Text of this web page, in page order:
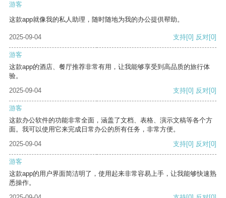
游客
这款app就像我的私人助理，随时随地为我的办公提供帮助。
2025-09-04 支持[0] 反对[0]
游客
这款app的酒店、餐厅推荐非常有用，让我能够享受到高品质的旅行体
验。
2025-09-04
支持[0] 反对[0]
游客
这款办公软件的功能非常全面，涵盖了文档、表格、演示文稿等各个方
面。我可以使用它来完成日常办公的所有任务，非常方便。
2025-09-04
支持[0] 反对[0]
游客
这款app的用户界面简洁明了，使用起来非常容易上手，让我能够快速熟
悉操作。